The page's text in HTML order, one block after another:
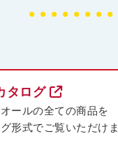
タログ
ールの全ての商品を
形式でご覧いただけま